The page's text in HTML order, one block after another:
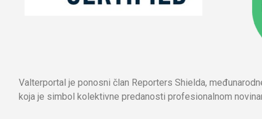
Valterportal je ponosni član Reporters Shielda,
koja je simbol kolektivne predanosti profesionalnom